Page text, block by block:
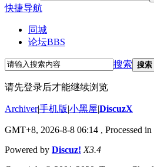
快捷导航
同城
论坛BBS
搜索 搜索
请先登录后才能继续浏览
Archiver|手机版|小黑屋|DiscuzX
GMT+8, 2026-8-8 06:14 , Processed
Powered by Discuz! X3.4